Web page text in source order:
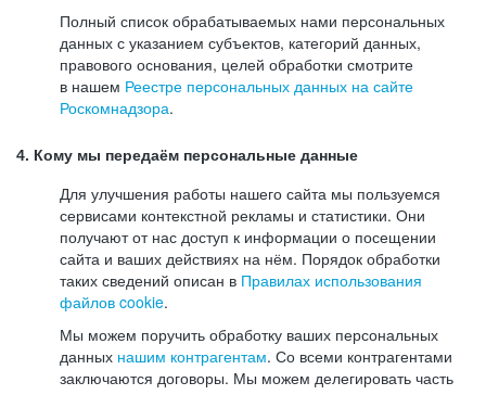
Полный список обрабатываемых нами персональных
данных с указанием субъектов, категорий данных,
правового основания, целей обработки смотрите
в нашем Реестре персональных данных на сайте
Роскомнадзора.
4. Кому мы передаём персональные данные
Для улучшения работы нашего сайта мы пользуемся
сервисами контекстной рекламы и статистики. Они
получают от нас доступ к информации о посещении
сайта и ваших действиях на нём. Порядок обработки
таких сведений описан в Правилах использования
файлов cookie.
Мы можем поручить обработку ваших персональных
данных нашим контрагентам. Со всеми контрагентами
заключаются договоры. Мы можем делегировать часть